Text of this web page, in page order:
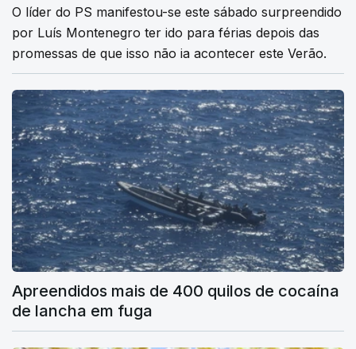
O líder do PS manifestou-se este sábado surpreendido
por Luís Montenegro ter ido para férias depois das
promessas de que isso não ia acontecer este Verão.
Apreendidos mais de 400 quilos de cocaína
de lancha em fuga